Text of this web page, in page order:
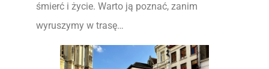
śmierć i życie. Warto ją poznać, zanim
wyruszymy w trasę…